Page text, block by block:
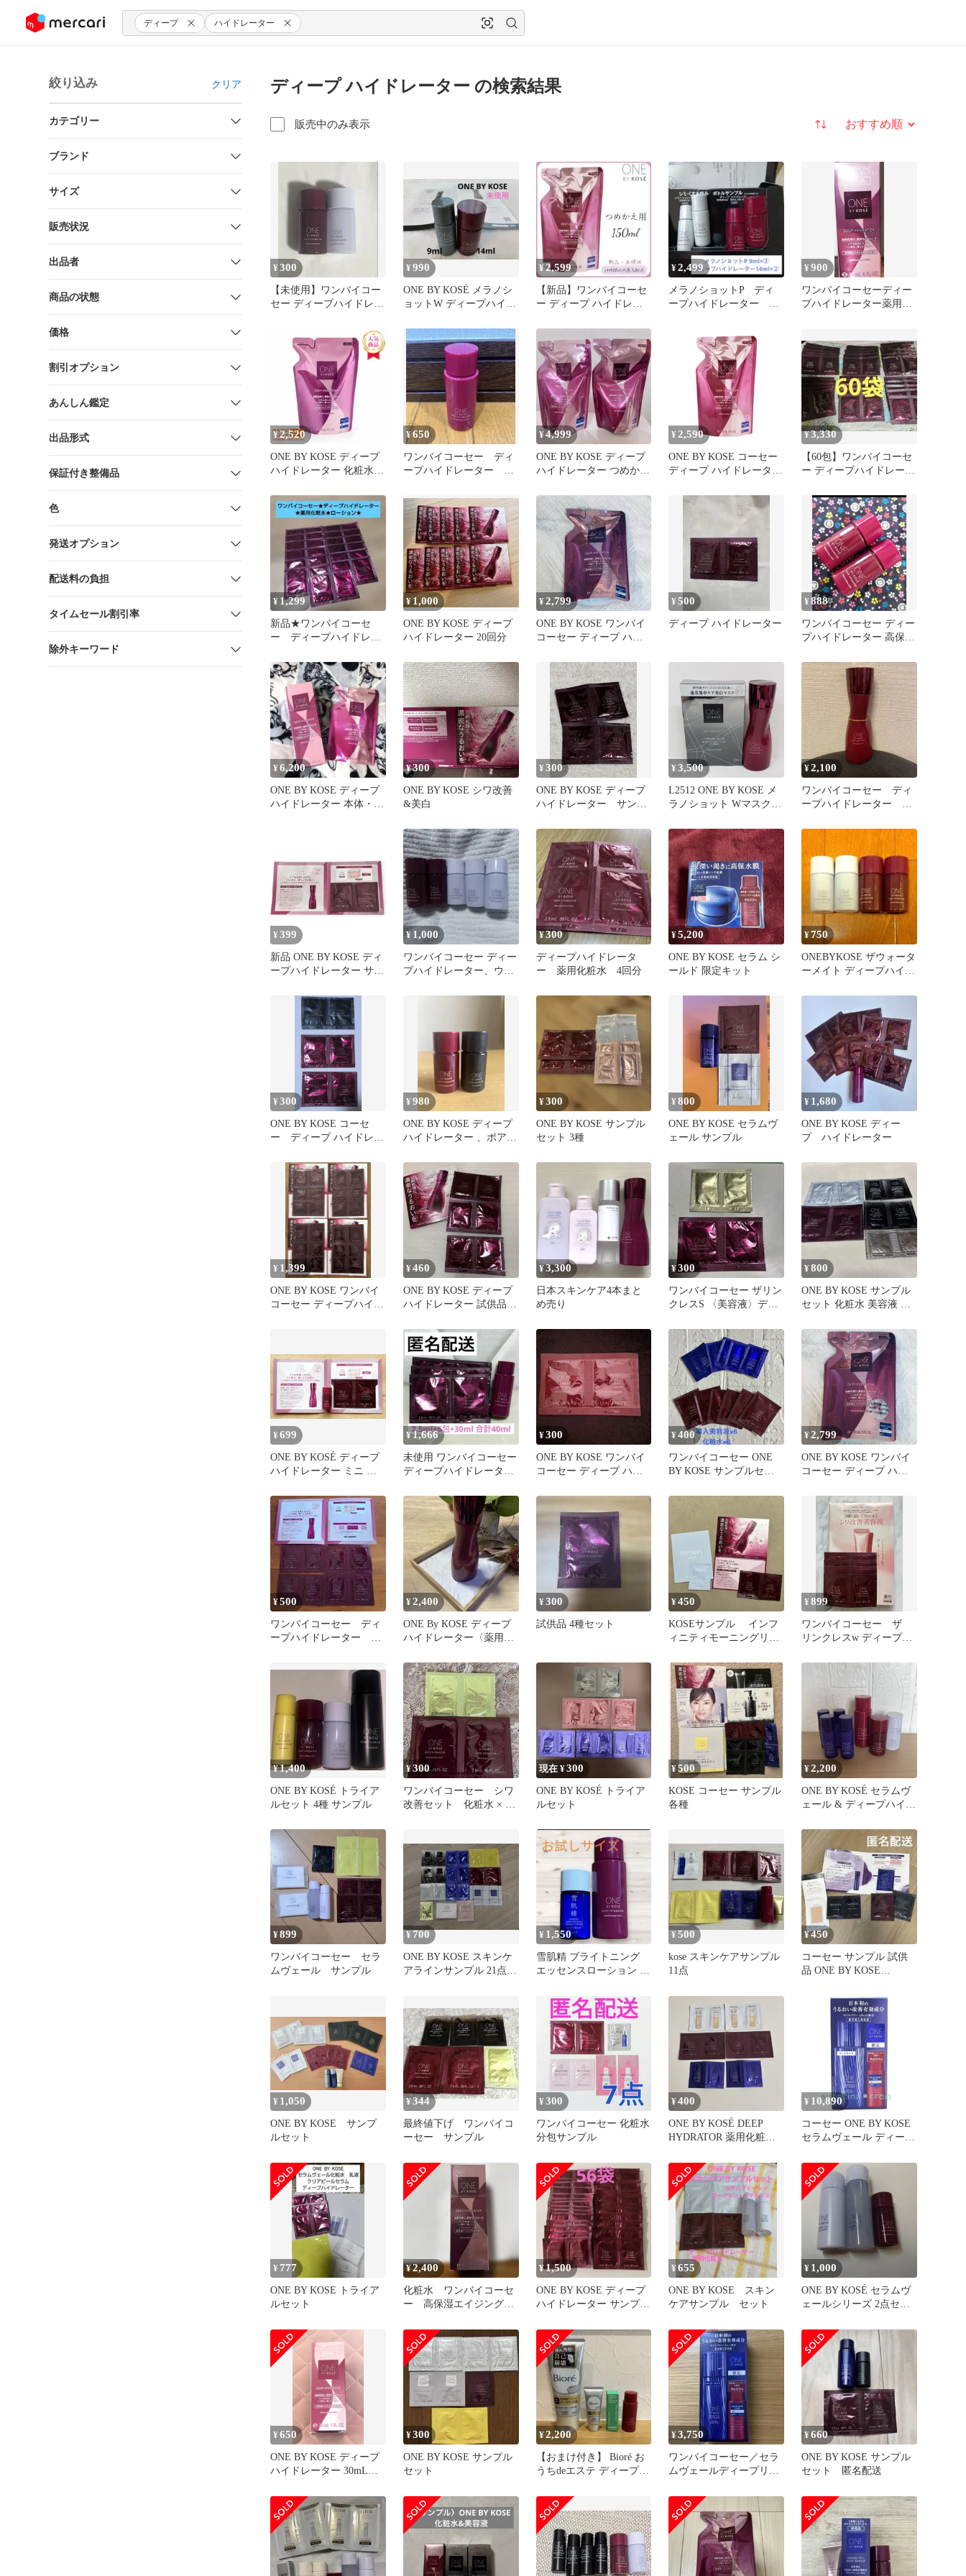
ツにスキップ ディープ ハイドレーター
絞り込み クリア
カテゴリー
ブランド
サイズ
販売状況
出品者
商品の状態
価格
割引オプション
あんしん鑑定
出品形式
保証付き整備品
色
発送オプション
配送料の負担
タイムセール割引率
除外キーワード
ディープ ハイドレーター の検索結果
販売中のみ表示 並び替え
¥300
【未使用】ワンバイコー
セー ディープハイドレー
¥990
ONE BY KOSÉ メラノシ
ョットW ディープハイド
¥2,599
【新品】ワンバイコーセ
ー ディープ ハイドレー
¥2,499
メラノショットP ディ
ープハイドレーター ミ
¥900
ワンバイコーセーディー
プハイドレーター薬用化
¥2,520
ONE BY KOSE ディープ
ハイドレーター 化粧水
詰替え 150ml KOSE コー
セー 送料無料
¥650
ワンバイコーセー ディ
ープハイドレーター 試
¥4,999
ONE BY KOSE ディープ
ハイドレーター つめかえ
¥ 2,590
ONE BY KOSE コーセー
ディープ ハイドレーター
エイジングケア 化粧水
[医薬部外品][ネコポス]
¥3,330
【60包】ワンバイコーセ
ー ディープハイドレータ
外品
¥ 1,299
新品★ワンバイコーセ
ー ディープハイドレー
ション
¥1,000
ONE BY KOSE ディープ
ハイドレーター 20回分
¥2,799
ONE BY KOSE ワンバイ
コーセー ディープ ハイ
¥500
ディープ ハイドレーター
¥888
ワンバイコーセー ディー
プハイドレーター 高保湿
水
¥6,200
ONE BY KOSE ディープ
ハイドレーター 本体・詰
¥300
ONE BY KOSE シワ改善
&美白
¥300
ONE BY KOSE ディープ
ハイドレーター サンプ
¥3,500
L2512 ONE BY KOSE メ
ラノショット Wマスク
ハイドレーター 160ml 計
2点セット【赤字覚悟】
¥2,100
ワンバイコーセー ディ
ープハイドレーター 化
¥ 399
新品 ONE BY KOSE ディ
ープハイドレーター サン
¥ 1,000
ワンバイコーセー ディー
プハイドレーター、ウォ
¥300
ディープハイドレータ
ー 薬用化粧水 4回分
¥5,200
ONE BY KOSE セラム シ
ールド 限定キット
¥750
ONEBYKOSE ザウォータ
ーメイト ディープハイド
¥300
ONE BY KOSE コーセ
ー ディープ ハイドレー
¥980
ONE BY KOSE ディープ
ハイドレーター 、ポアク
¥300
ONE BY KOSE サンプル
セット 3種
¥800
ONE BY KOSE セラムヴ
ェール サンプル
¥ 1,680
ONE BY KOSE ディー
プ ハイドレーター
¥ 1,399
ONE BY KOSE ワンバイ
コーセー ディープハイド
¥460
ONE BY KOSE ディープ
ハイドレーター 試供品 6
¥3,300
日本スキンケア4本まと
め売り
¥300
ワンバイコーセー ザリン
クレスS 〈美容液〉ディ
プル
¥800
ONE BY KOSE サンプル
セット 化粧水 美容液 セ
¥699
ONE BY KOSÉ ディープ
ハイドレーター ミニ サ
¥1,666
未使用 ワンバイコーセー
ディープハイドレーター
¥300
ONE BY KOSE ワンバイ
コーセー ディープ ハイ
¥400
ワンバイコーセー ONE
BY KOSE サンプルセッ
¥2,799
ONE BY KOSE ワンバイ
コーセー ディープ ハイ
¥500
ワンバイコーセー ディ
ープハイドレーター サ
¥2,400
ONE By KOSE ディープ
ハイドレーター〈薬用化
¥300
試供品 4種セット
¥450
KOSEサンプル インフ
ィニティモーニングリニ
ター
¥899
ワンバイコーセー ザ
リンクレスw ディープハ
¥1,400
ONE BY KOSÉ トライア
ルセット 4種 サンプル
¥300
ワンバイコーセー シワ
改善セット 化粧水 × 2
現在 ¥300
ONE BY KOSÉ トライア
ルセット
¥500
KOSE コーセー サンプル
各種
¥2,200
ONE BY KOSÉ セラムヴ
ェール & ディープハイド
¥899
ワンバイコーセー セラ
ムヴェール サンプル
¥ 700
ONE BY KOSE スキンケ
アラインサンプル 21点セ
¥ 1,550
雪肌精 ブライトニング
エッセンスローション 2
¥500
kose スキンケアサンプル
11点
¥450
コーセー サンプル 試供
品 ONE BY KOSE
¥ 1,050
ONE BY KOSE サンプ
ルセット
¥344
最終値下げ ワンバイコ
ーセー サンプル
¥300
ワンバイコーセー 化粧水
分包サンプル
¥400
ONE BY KOSÉ DEEP
HYDRATOR 薬用化粧
¥ 10,890
コーセー ONE BY KOSE
セラムヴェール ディープ
定キット 医薬部外品
¥ 777
ONE BY KOSE トライア
ルセット
¥2,400
化粧水 ワンバイコーセ
ー 高保湿エイジングケ
¥1,500
ONE BY KOSE ディープ
ハイドレーター サンプル
¥655
ONE BY KOSE スキン
ケアサンプル セット
¥ 1,000
ONE BY KOSÉ セラムヴ
ェールシリーズ 2点セッ
¥650
ONE BY KOSE ディープ
ハイドレーター 30mL新
¥300
ONE BY KOSE サンプル
セット
¥2,200
【おまけ付き】 Bioré お
うちdeエステ ディープク
¥3,750
ワンバイコーセー／セラ
ムヴェールディープリペ
¥660
ONE BY KOSE サンプル
セット 匿名配送